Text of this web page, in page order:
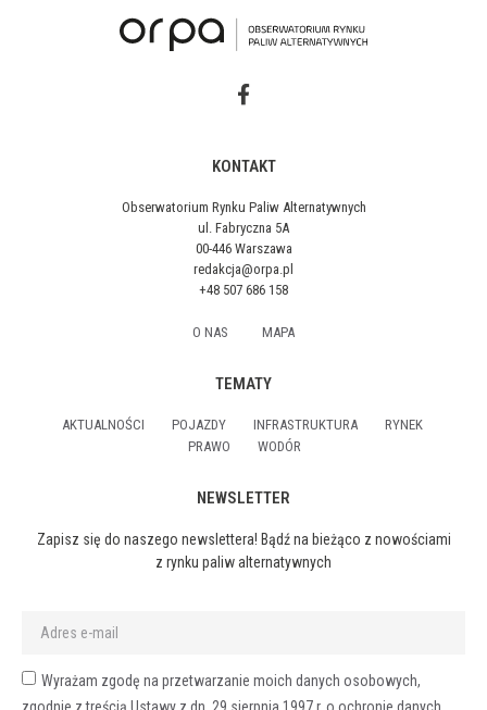
KONTAKT
Obserwatorium Rynku Paliw Alternatywnych
ul. Fabryczna 5A
00-446 Warszawa
redakcja@orpa.pl
+48 507 686 158
O NAS MAPA
TEMATY
AKTUALNOŚCI POJAZDY INFRASTRUKTURA
RYNEK
PRAWO
WODÓR
NEWSLETTER
Zapisz się do naszego newslettera! Bądź na bieżąco z nowościami
z rynku paliw alternatywnych
Wyrażam zgodę na przetwarzanie moich danych osobowych,